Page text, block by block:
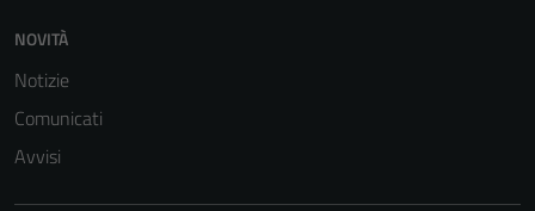
NOVITÀ
Notizie
Comunicati
Avvisi